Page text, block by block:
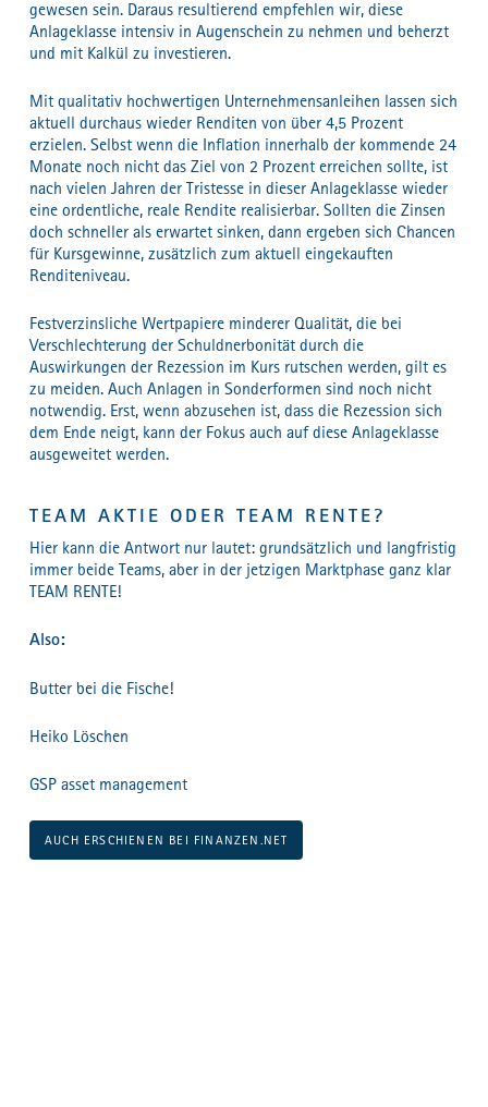
gewesen sein. Daraus resultierend empfehlen wir, diese
Anlageklasse intensiv in Augenschein zu nehmen und beherzt
und mit Kalkül zu investieren.
Mit qualitativ hochwertigen Unternehmensanleihen lassen sich
aktuell durchaus wieder Renditen von über 4,5 Prozent
erzielen. Selbst wenn die Inflation innerhalb der kommende 24
Monate noch nicht das Ziel von 2 Prozent erreichen sollte, ist
nach vielen Jahren der Tristesse in dieser Anlageklasse wieder
eine ordentliche, reale Rendite realisierbar. Sollten die Zinsen
doch schneller als erwartet sinken, dann ergeben sich Chancen
für Kursgewinne, zusätzlich zum aktuell eingekauften
Renditeniveau.
Festverzinsliche Wertpapiere minderer Qualität, die bei
Verschlechterung der Schuldnerbonität durch die
Auswirkungen der Rezession im Kurs rutschen werden, gilt es
zu meiden. Auch Anlagen in Sonderformen sind noch nicht
notwendig. Erst, wenn abzusehen ist, dass die Rezession sich
dem Ende neigt, kann der Fokus auch auf diese Anlageklasse
ausgeweitet werden.
TEAM AKTIE ODER TEAM RENTE?
Hier kann die Antwort nur lautet: grundsätzlich und langfristig
immer beide Teams, aber in der jetzigen Marktphase ganz klar
TEAM RENTE!
Also:
Butter bei die Fische!
Heiko Löschen
GSP asset management
AUCH ERSCHIENEN BEI FINANZEN.NET